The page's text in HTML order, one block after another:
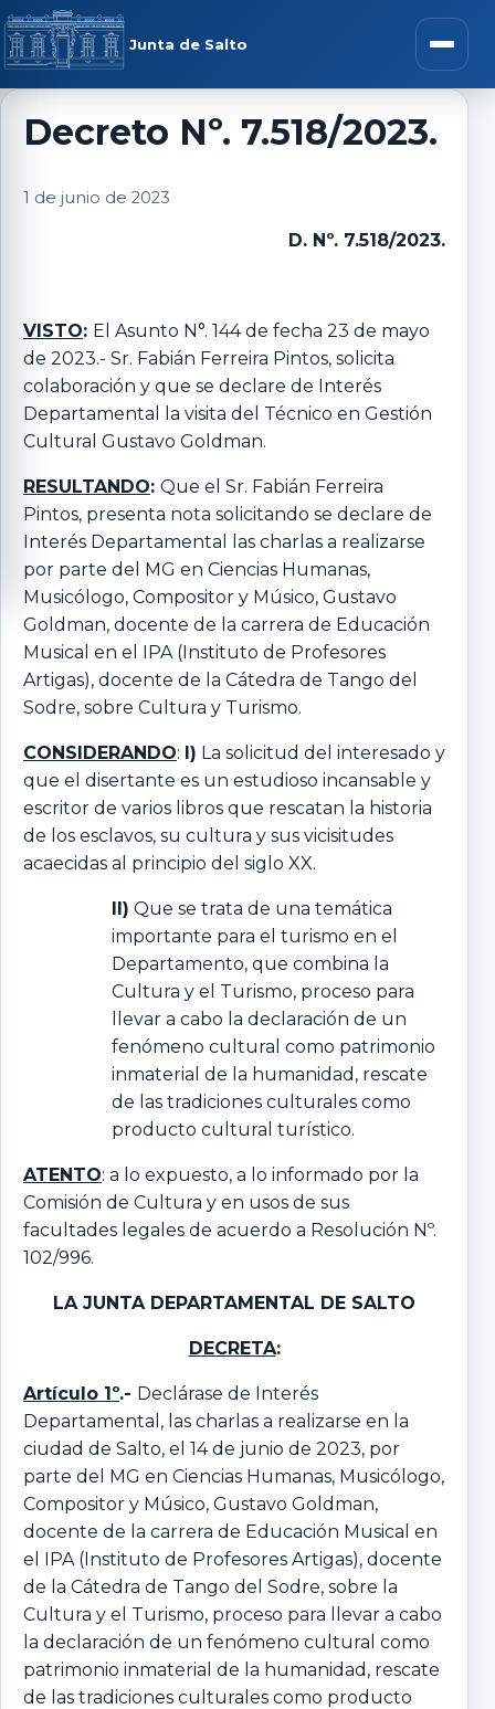
Saltar al contenido
Junta de Salto Abrir
menú
Decreto Nº. 7.518/2023.
1 de junio de 2023
D. Nº. 7.518/2023.
VISTO: El Asunto N°. 144 de fecha 23 de mayo
de 2023.- Sr. Fabián Ferreira Pintos, solicita
colaboración y que se declare de Interés
Departamental la visita del Técnico en Gestión
Cultural Gustavo Goldman.
RESULTANDO: Que el Sr. Fabián Ferreira
Pintos, presenta nota solicitando se declare de
Interés Departamental las charlas a realizarse
por parte del MG en Ciencias Humanas,
Musicólogo, Compositor y Músico, Gustavo
Goldman, docente de la carrera de Educación
Musical en el IPA (Instituto de Profesores
Artigas), docente de la Cátedra de Tango del
Sodre, sobre Cultura y Turismo.
CONSIDERANDO: I) La solicitud del interesado y
que el disertante es un estudioso incansable y
escritor de varios libros que rescatan la historia
de los esclavos, su cultura y sus vicisitudes
acaecidas al principio del siglo XX.
II) Que se trata de una temática
importante para el turismo en el
Departamento, que combina la
Cultura y el Turismo, proceso para
llevar a cabo la declaración de un
fenómeno cultural como patrimonio
inmaterial de la humanidad, rescate
de las tradiciones culturales como
producto cultural turístico.
ATENTO: a lo expuesto, a lo informado por la
Comisión de Cultura y en usos de sus
facultades legales de acuerdo a Resolución Nº.
102/996.
LA JUNTA DEPARTAMENTAL DE SALTO
DECRETA:
Artículo 1º.- Declárase de Interés
Departamental, las charlas a realizarse en la
ciudad de Salto, el 14 de junio de 2023, por
parte del MG en Ciencias Humanas, Musicólogo,
Compositor y Músico, Gustavo Goldman,
docente de la carrera de Educación Musical en
el IPA (Instituto de Profesores Artigas), docente
de la Cátedra de Tango del Sodre, sobre la
Cultura y el Turismo, proceso para llevar a cabo
la declaración de un fenómeno cultural como
patrimonio inmaterial de la humanidad, rescate
de las tradiciones culturales como producto